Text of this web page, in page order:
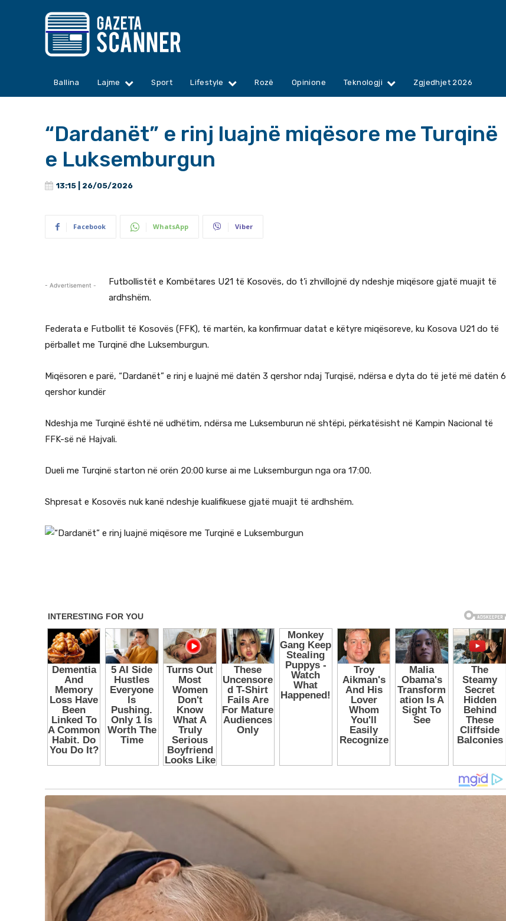
Ballina Lajme Sport Lifestyle Rozë Opinione Teknologji Zgjedhjet 2026
“Dardanët” e rinj luajnë miqësore me Turqinë
e Luksemburgun
13:15 | 26/05/2026
Facebook WhatsApp Viber
- Advertisement -
Futbollistët e Kombëtares U21 të Kosovës, do t’i zhvillojnë dy ndeshje miqësore gjatë muajit të
ardhshëm.
Federata e Futbollit të Kosovës (FFK), të martën, ka konfirmuar datat e këtyre miqësoreve, ku Kosova U21 do të
përballet me Turqinë dhe Luksemburgun.
Miqësoren e parë, “Dardanët” e rinj e luajnë më datën 3 qershor ndaj Turqisë, ndërsa e dyta do të jetë më datën 6
qershor kundër
Ndeshja me Turqinë është në udhëtim, ndërsa me Luksemburun në shtëpi, përkatësisht në Kampin Nacional të
FFK-së në Hajvali.
Dueli me Turqinë starton në orën 20:00 kurse ai me Luksemburgun nga ora 17:00.
Shpresat e Kosovës nuk kanë ndeshje kualifikuese gjatë muajit të ardhshëm.